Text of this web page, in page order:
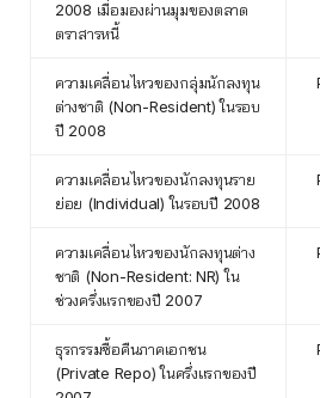
2008 เมื่อมองผ่านมุมของตลาด
ตราสารหนี้
ความเคลื่อนไหวของกลุ่มนักลงทุน
ต่างชาติ (Non-Resident) ในรอบ
ปี 2008
ความเคลื่อนไหวของนักลงทุนราย
ย่อย (Individual) ในรอบปี 2008
ความเคลื่อนไหวของนักลงทุนต่าง
ชาติ (Non-Resident: NR) ใน
ช่วงครึ่งแรกของปี 2007
ธุรกรรมซื้อคืนภาคเอกชน
(Private Repo) ในครึ่งแรกของปี